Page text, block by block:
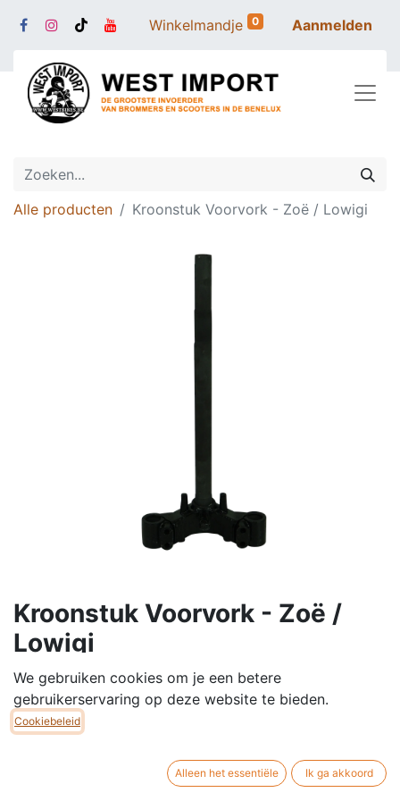
Winkelmandje 0 Aanmelden
Alle producten Kroonstuk Voorvork - Zoë / Lowigi
Kroonstuk Voorvork - Zoë /
Lowigi
Kroonstuk voorvork voor Zoë / Lowigi scooter
€55,00
We gebruiken cookies om je een betere
gebruikerservaring op deze website te bieden.
Cookiebeleid
Alleen het essentiële Ik ga akkoord